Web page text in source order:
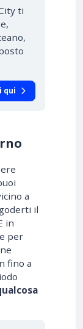
ti
qui
a
il
in
per
fino a